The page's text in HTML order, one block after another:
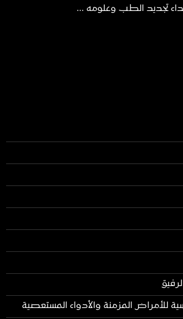
تجديد الطب وعلومه ...
للأمراض المزمنة والأدواء المستعصية